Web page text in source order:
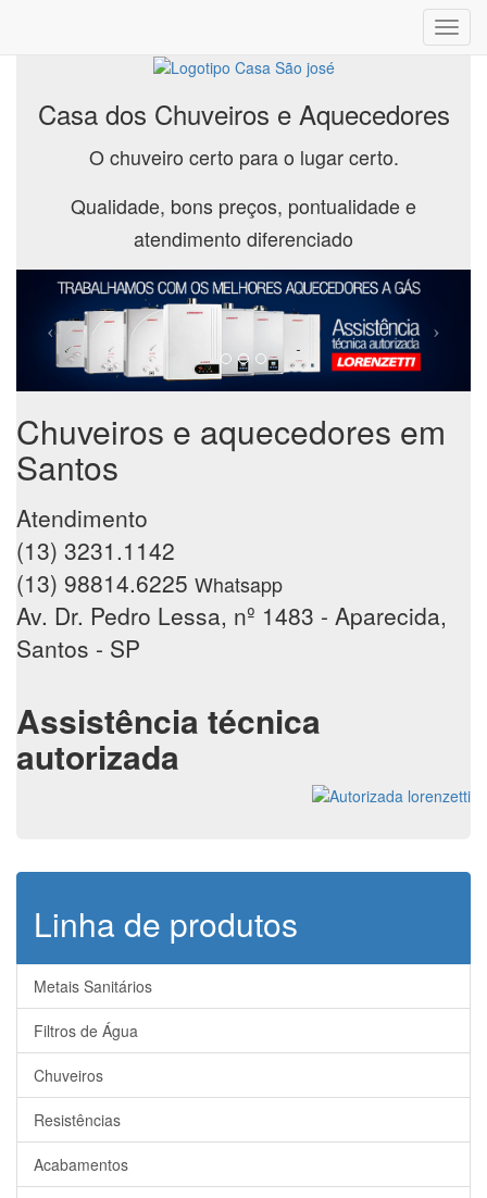
Casa dos Chuveiros e Aquecedores
O chuveiro certo para o lugar certo.
Qualidade, bons preços, pontualidade e
atendimento diferenciado
Chuveiros e aquecedores em
Santos
Atendimento
(13) 3231.1142
(13) 98814.6225 Whatsapp
Av. Dr. Pedro Lessa, nº 1483 - Aparecida,
Santos - SP
Assistência técnica
autorizada
Linha de produtos
Metais Sanitários
Filtros de Água
Chuveiros
Resistências
Acabamentos